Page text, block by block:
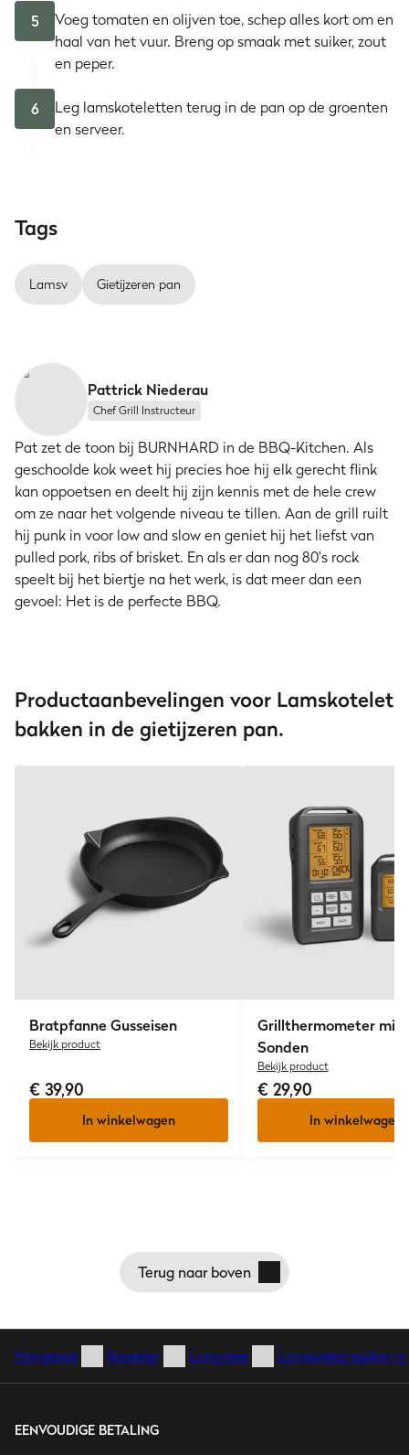
5
Voeg tomaten en olijven toe, schep alles kort om en
haal van het vuur. Breng op smaak met suiker, zout
en peper.
6
Leg lamskoteletten terug in de pan op de groenten
en serveer.
Tags
Lamsv Gietijzeren pan
Pattrick Niederau
Chef Grill Instructeur
Pat zet de toon bij BURNHARD in de BBQ-Kitchen. Als
geschoolde kok weet hij precies hoe hij elk gerecht flink
kan oppoetsen en deelt hij zijn kennis met de hele crew
om ze naar het volgende niveau te tillen. Aan de grill ruilt
hij punk in voor low and slow en geniet hij het liefst van
pulled pork, ribs of brisket. En als er dan nog 80's rock
speelt bij het biertje na het werk, is dat meer dan een
gevoel: Het is de perfecte BBQ.
Productaanbevelingen voor Lamskotelet
bakken in de gietijzeren pan.
Bratpfanne Gusseisen
Bekijk product
€ 39,90
In winkelwagen
Grillthermometer mit
Sonden
Bekijk product
€ 29,90
In winkelwagen
Terug naar boven
Homepage Recepten Lamsvlees Lamskotelet bakken
EENVOUDIGE BETALING